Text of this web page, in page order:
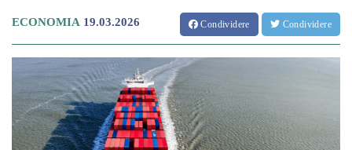
ECONOMIA 19.03.2026 Condividere Condividere